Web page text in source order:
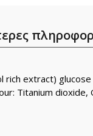
extract)
Titanium